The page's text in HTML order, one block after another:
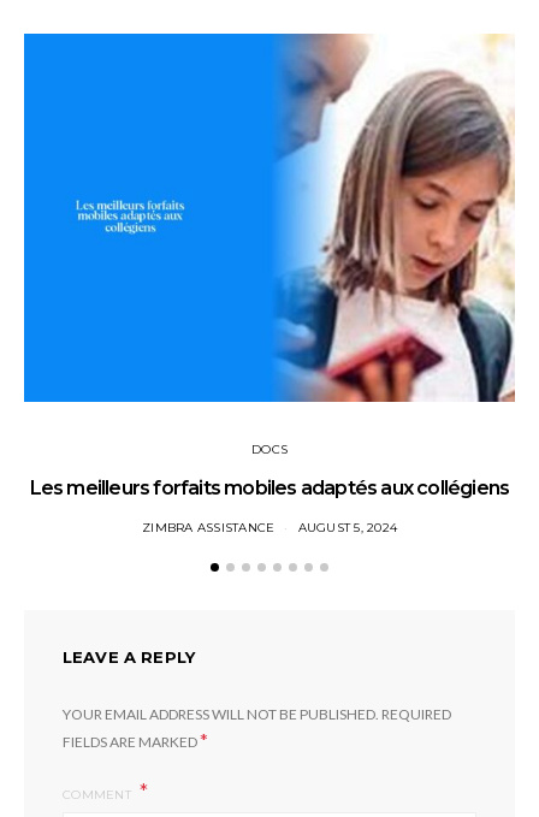
DOCS
Les meilleurs forfaits mobiles adaptés aux collégiens
ZIMBRA ASSISTANCE AUGUST 5, 2024
LEAVE A REPLY
YOUR EMAIL ADDRESS WILL NOT BE PUBLISHED. REQUIRED
FIELDS ARE MARKED*
COMMENT